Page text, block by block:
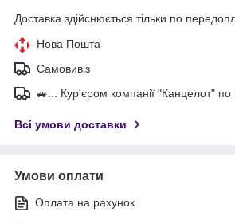
Доставка здійснюється тільки по
Нова Пошта
Самовивіз
🚙... Кур'єром компанії "Канцелот" по
Всі умови доставки
Умови оплати
Оплата на рахунок